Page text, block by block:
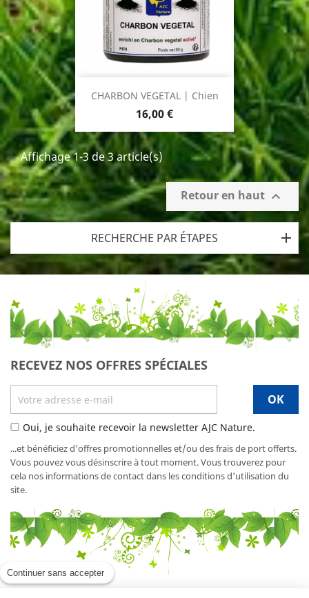
Continuer sans accepter
CHARBON VEGETAL | Chien
Prix
16,00 €
Affichage 1-3 de 3 article(s)
Retour en haut 
RECHERCHE PAR ÉTAPES
RECEVEZ NOS OFFRES SPÉCIALES
Oui, je souhaite recevoir la newsletter AJC Nature.
...et bénéficiez d'offres promotionnelles et/ou des frais de port offerts.
Vous pouvez vous désinscrire à tout moment. Vous trouverez pour
cela nos informations de contact dans les conditions d'utilisation du
site.